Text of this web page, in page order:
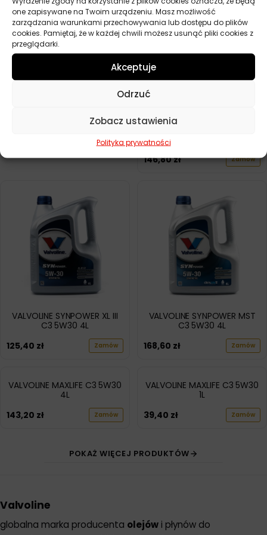
one zapisywane na Twoim urządzeniu. Masz możliwość
zarządzania warunkami przechowywania lub dostępu do plików
cookies. Pamiętaj, że w każdej chwili możesz usunąć pliki cookies z
przeglądarki.
Akceptuje
Odrzuć
Zobacz ustawienia
Polityka prywatności
VALVOLINE VR1 RACING 5W50
1L
40,10zł
146,80zł Zamów
VALVOLINE SYNPOWER XL III
C3 5W30 4L
125,40 zł Zamów
VALVOLINE SYNPOWER MST
C3 5W30 4L
168,60 zł Zamów
VALVOLINE MAXLIFE C3 5W30
4L
143,20 zł Zamów
VALVOLINE MAXLIFE C3 5W30
1L
39,40 zł Zamów
POKAŻ WIĘCEJ PRODUKTÓW
Valvoline
globalna marka producenta olejów i płynów do